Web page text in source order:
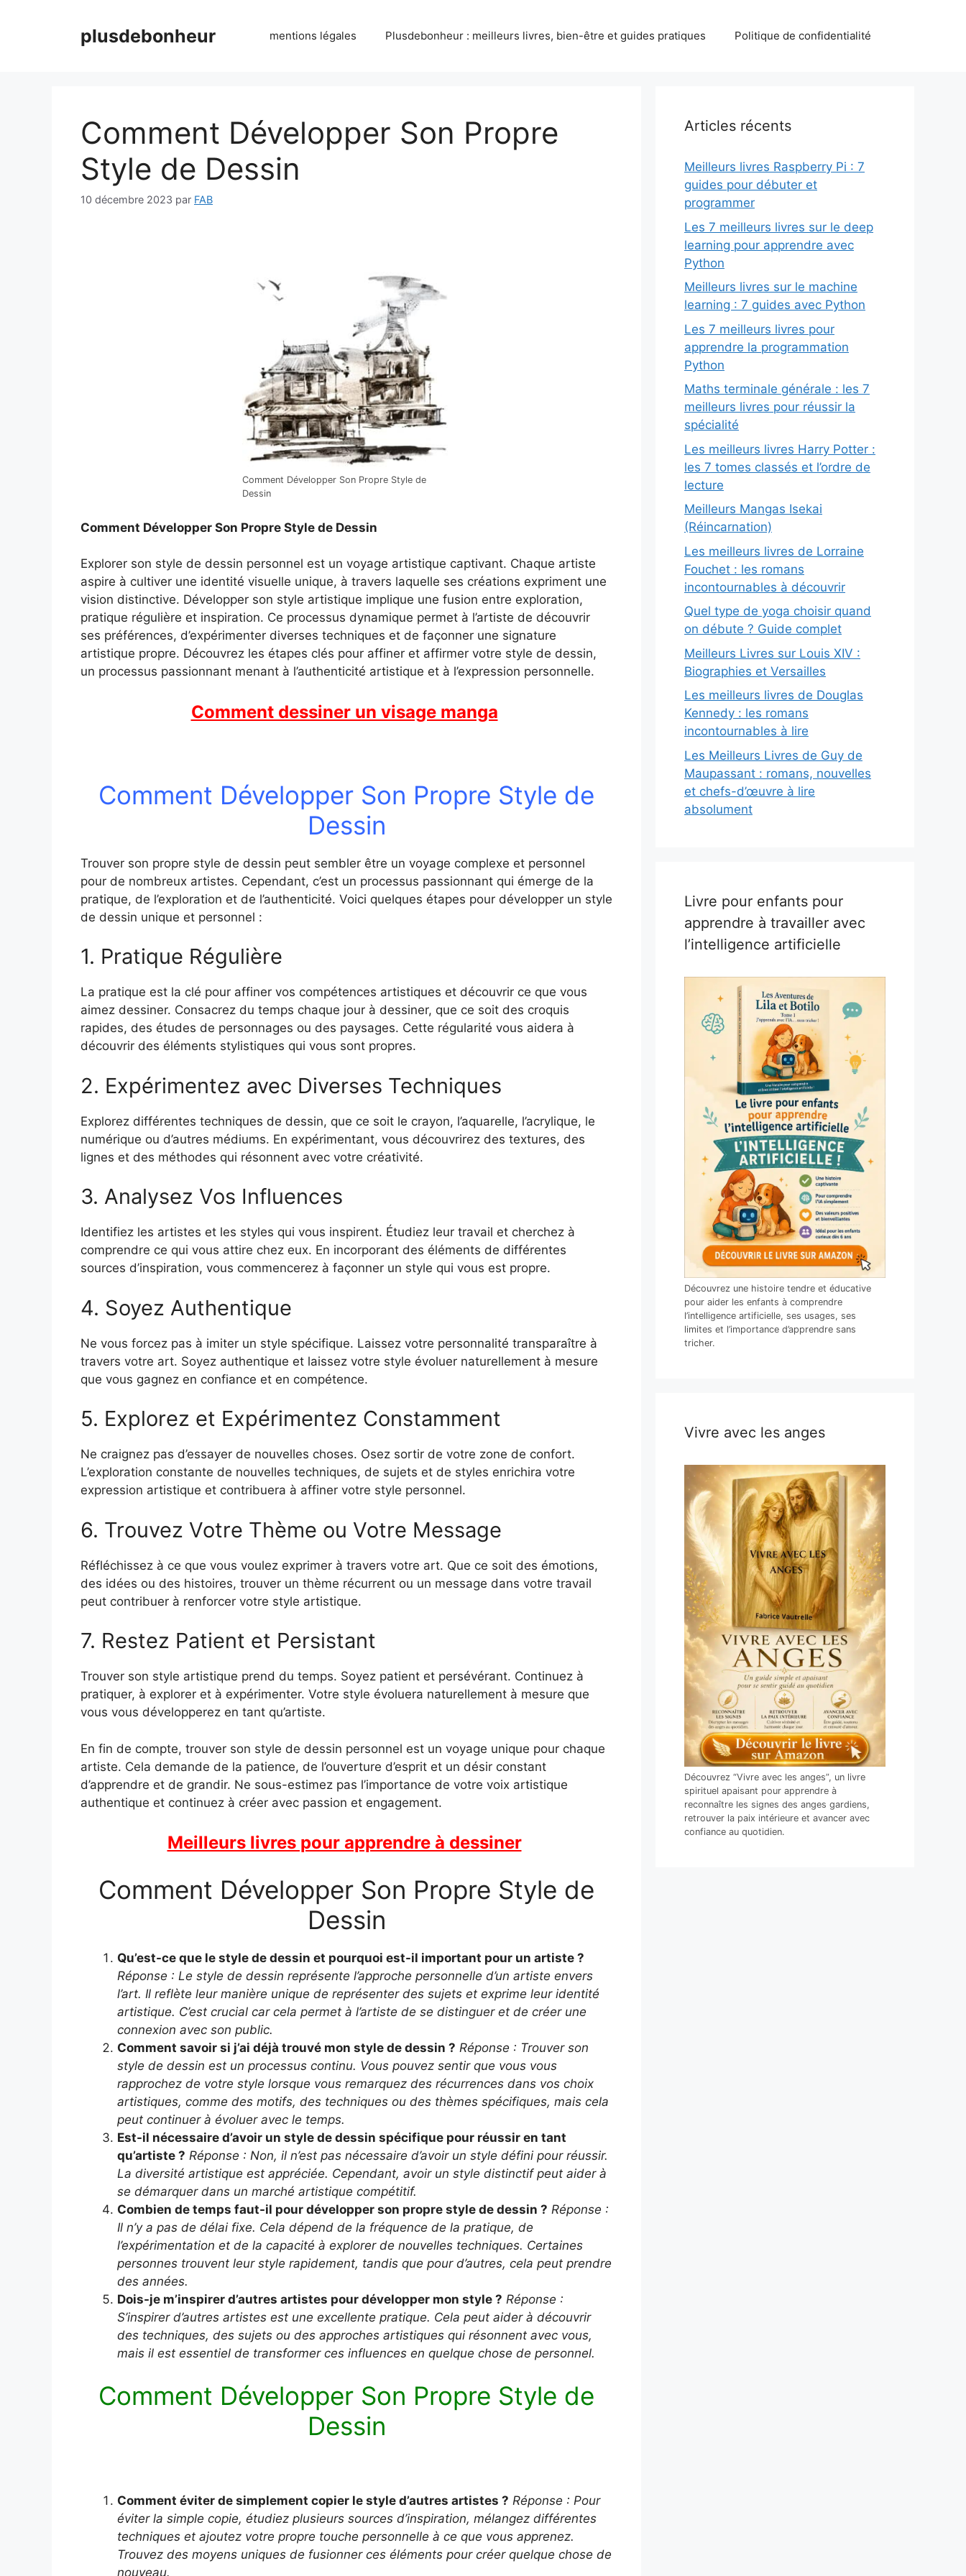
plusdebonheur mentions légales Plusdebonheur : meilleurs livres, bien-être et guides pratiques Politique de confidentialité
Comment Développer Son Propre
Style de Dessin
10 décembre 2023 par FAB
Comment Développer Son Propre Style de
Dessin
Comment Développer Son Propre Style de Dessin
Explorer son style de dessin personnel est un voyage artistique captivant. Chaque artiste
aspire à cultiver une identité visuelle unique, à travers laquelle ses créations expriment une
vision distinctive. Développer son style artistique implique une fusion entre exploration,
pratique régulière et inspiration. Ce processus dynamique permet à l’artiste de découvrir
ses préférences, d’expérimenter diverses techniques et de façonner une signature
artistique propre. Découvrez les étapes clés pour affiner et affirmer votre style de dessin,
un processus passionnant menant à l’authenticité artistique et à l’expression personnelle.
Comment dessiner un visage manga
Comment Développer Son Propre Style de
Dessin
Trouver son propre style de dessin peut sembler être un voyage complexe et personnel
pour de nombreux artistes. Cependant, c’est un processus passionnant qui émerge de la
pratique, de l’exploration et de l’authenticité. Voici quelques étapes pour développer un style
de dessin unique et personnel :
1. Pratique Régulière
La pratique est la clé pour affiner vos compétences artistiques et découvrir ce que vous
aimez dessiner. Consacrez du temps chaque jour à dessiner, que ce soit des croquis
rapides, des études de personnages ou des paysages. Cette régularité vous aidera à
découvrir des éléments stylistiques qui vous sont propres.
2. Expérimentez avec Diverses Techniques
Explorez différentes techniques de dessin, que ce soit le crayon, l’aquarelle, l’acrylique, le
numérique ou d’autres médiums. En expérimentant, vous découvrirez des textures, des
lignes et des méthodes qui résonnent avec votre créativité.
3. Analysez Vos Influences
Identifiez les artistes et les styles qui vous inspirent. Étudiez leur travail et cherchez à
comprendre ce qui vous attire chez eux. En incorporant des éléments de différentes
sources d’inspiration, vous commencerez à façonner un style qui vous est propre.
4. Soyez Authentique
Ne vous forcez pas à imiter un style spécifique. Laissez votre personnalité transparaître à
travers votre art. Soyez authentique et laissez votre style évoluer naturellement à mesure
que vous gagnez en confiance et en compétence.
5. Explorez et Expérimentez Constamment
Ne craignez pas d’essayer de nouvelles choses. Osez sortir de votre zone de confort.
L’exploration constante de nouvelles techniques, de sujets et de styles enrichira votre
expression artistique et contribuera à affiner votre style personnel.
6. Trouvez Votre Thème ou Votre Message
Réfléchissez à ce que vous voulez exprimer à travers votre art. Que ce soit des émotions,
des idées ou des histoires, trouver un thème récurrent ou un message dans votre travail
peut contribuer à renforcer votre style artistique.
7. Restez Patient et Persistant
Trouver son style artistique prend du temps. Soyez patient et persévérant. Continuez à
pratiquer, à explorer et à expérimenter. Votre style évoluera naturellement à mesure que
vous vous développerez en tant qu’artiste.
En fin de compte, trouver son style de dessin personnel est un voyage unique pour chaque
artiste. Cela demande de la patience, de l’ouverture d’esprit et un désir constant
d’apprendre et de grandir. Ne sous-estimez pas l’importance de votre voix artistique
authentique et continuez à créer avec passion et engagement.
Meilleurs livres pour apprendre à dessiner
Comment Développer Son Propre Style de
Dessin
Qu’est-ce que le style de dessin et pourquoi est-il important pour un artiste ?
Réponse : Le style de dessin représente l’approche personnelle d’un artiste envers
l’art. Il reflète leur manière unique de représenter des sujets et exprime leur identité
artistique. C’est crucial car cela permet à l’artiste de se distinguer et de créer une
connexion avec son public.
Comment savoir si j’ai déjà trouvé mon style de dessin ? Réponse : Trouver son
style de dessin est un processus continu. Vous pouvez sentir que vous vous
rapprochez de votre style lorsque vous remarquez des récurrences dans vos choix
artistiques, comme des motifs, des techniques ou des thèmes spécifiques, mais cela
peut continuer à évoluer avec le temps.
Est-il nécessaire d’avoir un style de dessin spécifique pour réussir en tant
qu’artiste ? Réponse : Non, il n’est pas nécessaire d’avoir un style défini pour réussir.
La diversité artistique est appréciée. Cependant, avoir un style distinctif peut aider à
se démarquer dans un marché artistique compétitif.
Combien de temps faut-il pour développer son propre style de dessin ? Réponse :
Il n’y a pas de délai fixe. Cela dépend de la fréquence de la pratique, de
l’expérimentation et de la capacité à explorer de nouvelles techniques. Certaines
personnes trouvent leur style rapidement, tandis que pour d’autres, cela peut prendre
des années.
Dois-je m’inspirer d’autres artistes pour développer mon style ? Réponse :
S’inspirer d’autres artistes est une excellente pratique. Cela peut aider à découvrir
des techniques, des sujets ou des approches artistiques qui résonnent avec vous,
mais il est essentiel de transformer ces influences en quelque chose de personnel.
Comment Développer Son Propre Style de
Dessin
Comment éviter de simplement copier le style d’autres artistes ? Réponse : Pour
éviter la simple copie, étudiez plusieurs sources d’inspiration, mélangez différentes
techniques et ajoutez votre propre touche personnelle à ce que vous apprenez.
Trouvez des moyens uniques de fusionner ces éléments pour créer quelque chose de
nouveau.
Articles récents
Meilleurs livres Raspberry Pi : 7
guides pour débuter et
programmer
Les 7 meilleurs livres sur le deep
learning pour apprendre avec
Python
Meilleurs livres sur le machine
learning : 7 guides avec Python
Les 7 meilleurs livres pour
apprendre la programmation
Python
Maths terminale générale : les 7
meilleurs livres pour réussir la
spécialité
Les meilleurs livres Harry Potter :
les 7 tomes classés et l’ordre de
lecture
Meilleurs Mangas Isekai
(Réincarnation)
Les meilleurs livres de Lorraine
Fouchet : les romans
incontournables à découvrir
Quel type de yoga choisir quand
on débute ? Guide complet
Meilleurs Livres sur Louis XIV :
Biographies et Versailles
Les meilleurs livres de Douglas
Kennedy : les romans
incontournables à lire
Les Meilleurs Livres de Guy de
Maupassant : romans, nouvelles
et chefs-d’œuvre à lire
absolument
Livre pour enfants pour
apprendre à travailler avec
l’intelligence artificielle
Découvrez une histoire tendre et éducative
pour aider les enfants à comprendre
l’intelligence artificielle, ses usages, ses
limites et l’importance d’apprendre sans
tricher.
Vivre avec les anges
Découvrez “Vivre avec les anges”, un livre
spirituel apaisant pour apprendre à
reconnaître les signes des anges gardiens,
retrouver la paix intérieure et avancer avec
confiance au quotidien.